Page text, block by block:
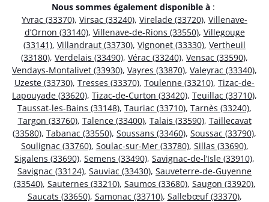
Nous sommes également disponible à :
Yvrac (33370), Virsac (33240), Virelade (33720), Villenave-
d’Ornon (33140), Villenave-de-Rions (33550), Villegouge
(33141), Villandraut (33730), Vignonet (33330), Vertheuil
(33180), Verdelais (33490), Vérac (33240), Vensac (33590),
Vendays-Montalivet (33930), Vayres (33870), Valeyrac (33340),
Uzeste (33730), Tresses (33370), Toulenne (33210), Tizac-de-
Lapouyade (33620), Tizac-de-Curton (33420), Teuillac (33710),
Taussat-les-Bains (33148), Tauriac (33710), Tarnès (33240),
Targon (33760), Talence (33400), Talais (33590), Taillecavat
(33580), Tabanac (33550), Soussans (33460), Soussac (33790),
Soulignac (33760), Soulac-sur-Mer (33780), Sillas (33690),
Sigalens (33690), Semens (33490), Savignac-de-l’Isle (33910),
Savignac (33124), Sauviac (33430), Sauveterre-de-Guyenne
(33540), Sauternes (33210), Saumos (33680), Saugon (33920),
Saucats (33650), Samonac (33710), Sallebœuf (33370),